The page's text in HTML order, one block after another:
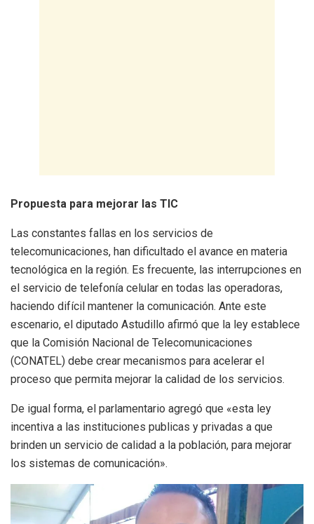
Propuesta para mejorar las TIC
Las constantes fallas en los servicios de
telecomunicaciones, han dificultado el avance en materia
tecnológica en la región. Es frecuente, las interrupciones en
el servicio de telefonía celular en todas las operadoras,
haciendo difícil mantener la comunicación. Ante este
escenario, el diputado Astudillo afirmó que la ley establece
que la Comisión Nacional de Telecomunicaciones
(CONATEL) debe crear mecanismos para acelerar el
proceso que permita mejorar la calidad de los servicios.
De igual forma, el parlamentario agregó que «esta ley
incentiva a las instituciones publicas y privadas a que
brinden un servicio de calidad a la población, para mejorar
los sistemas de comunicación».